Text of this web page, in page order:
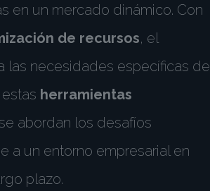
en un mercado dinámico. Con
de recursos, el
las necesidades específicas de
herramientas
abordan los desafíos
a un entorno empresarial en
plazo.